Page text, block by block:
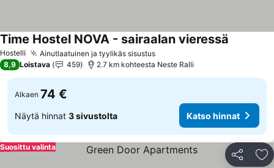
Hostelli Ainutlaatuinen ja tyylikäs sisustusKatso hinnat
Time Hostel NOVA - sairaalan vieressä
8,9 Loistava 459 2.7 km kohteesta Neste Ralli
Alkaen 74 €
Näytä hinnat 3 sivustolta Katso hinnat
Jaa
Suosittu valinta